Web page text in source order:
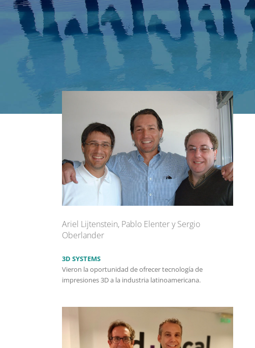
Ariel Lijtenstein, Pablo Elenter y Sergio
Oberlander
3D SYSTEMS
Vieron la oportunidad de ofrecer tecnología de
impresiones 3D a la industria latinoamericana.